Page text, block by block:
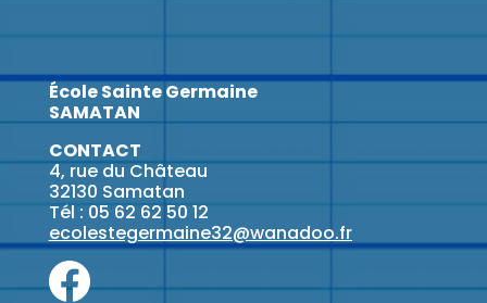
École Sainte Germaine
SAMATAN
CONTACT
4, rue du Château
32130 Samatan
Tél : 05 62 62 50 12
ecolestegermaine32@wanadoo.fr